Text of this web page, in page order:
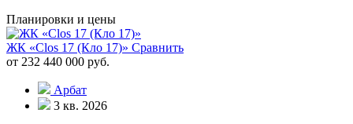
Планировки и цены
ЖК «Clos 17 (Кло 17)» Сравнить
от 232 440 000 руб.
Арбат
3 кв. 2026